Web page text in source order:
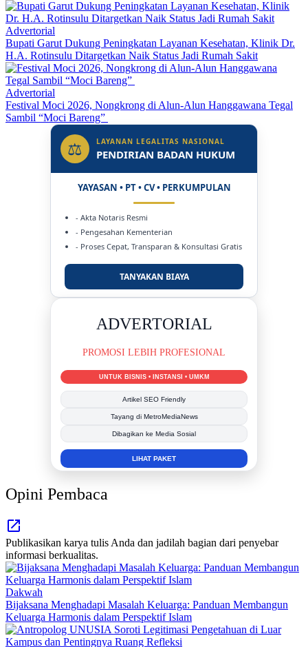
Advertorial
Bupati Garut Dukung Peningkatan Layanan Kesehatan, Klinik Dr.
H.A. Rotinsulu Ditargetkan Naik Status Jadi Rumah Sakit
Advertorial
Festival Moci 2026, Nongkrong di Alun-Alun Hanggawana Tegal
Sambil “Moci Bareng”
⚖ LAYANAN LEGALITAS NASIONAL
PENDIRIAN BADAN HUKUM
YAYASAN • PT • CV • PERKUMPULAN
- Akta Notaris Resmi
- Pengesahan Kementerian
- Proses Cepat, Transparan & Konsultasi Gratis
TANYAKAN BIAYA
DUKUNG KAMI
BERSAMA METROMEDIANEWS.CO
MEDIA INFORMASI TERPERCAYA
Publikasi Kegiatan
Berita Promosi
Tingkatkan Branding Anda
INFO SELENGKAPNYA
Opini Pembaca
Publikasikan karya tulis Anda dan jadilah bagian dari penyebar
informasi berkualitas.
Dakwah
Bijaksana Menghadapi Masalah Keluarga: Panduan Membangun
Keluarga Harmonis dalam Perspektif Islam